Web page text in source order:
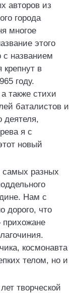
авторов из
города
многое
этого
с названием
в
году.
также стихи
баталистов и
деятеля,
я с
новый
самых разных
Нам с
дорого, что
прихожане
космонавта
телом, но и
творческой